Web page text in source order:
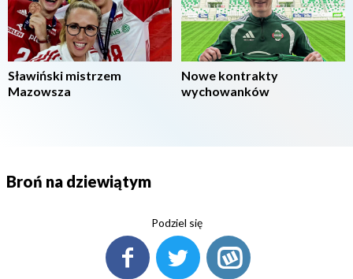
Sławiński mistrzem
Mazowsza
Nowe kontrakty
wychowanków
Broń na dziewiątym
Podziel się